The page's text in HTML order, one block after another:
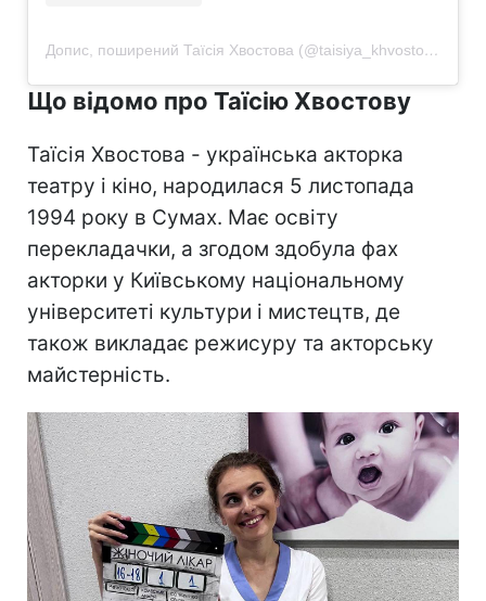
Допис, поширений Таїсія Хвостова (@taisiya_khvostova)
Що відомо про Таїсію Хвостову
Таїсія Хвостова - українська акторка
театру і кіно, народилася 5 листопада
1994 року в Сумах. Має освіту
перекладачки, а згодом здобула фах
акторки у Київському національному
університеті культури і мистецтв, де
також викладає режисуру та акторську
майстерність.